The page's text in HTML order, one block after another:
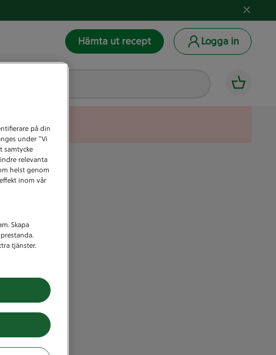
Hämta ut recept Logga in
på din
under ”Vi
samtycke
relevanta
helst genom
inom vår
Skapa
tjänster.